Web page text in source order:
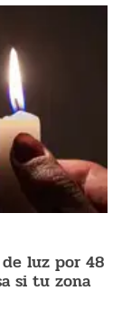
luz por 48
si tu zona